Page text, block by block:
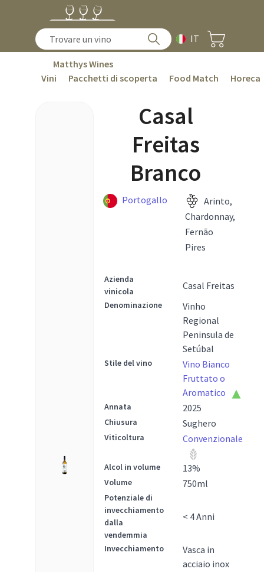
IT
Matthys Wines
Vini
Pacchetti di scoperta Food Match Horeca
Casal
Freitas
Branco
Portogallo
Arinto,
Chardonnay,
Fernão
Pires
Azienda
vinicola
Casal Freitas
Denominazione
Vinho
Regional
Peninsula de
Setúbal
Stile del vino
Vino Bianco
Fruttato o
Aromatico
Annata 2025
Chiusura Sughero
Viticoltura Convenzionale
Alcol in volume 13%
Volume 750ml
Potenziale di
invecchiamento
dalla
vendemmia
< 4 Anni
Invecchiamento
Vasca in
acciaio inox